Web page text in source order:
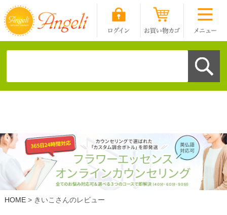
HOME きいこさんのレビュー